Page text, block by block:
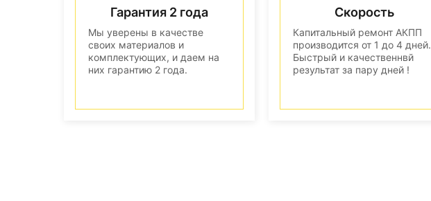
Гарантия 2 года
Мы уверены в качестве
своих материалов и
комплектующих, и даем на
них гарантию 2 года.
Скорость
Капитальный ремонт АКПП
производится от 1 до 4 дней.
Быстрый и качественнвй
результат за пару дней !